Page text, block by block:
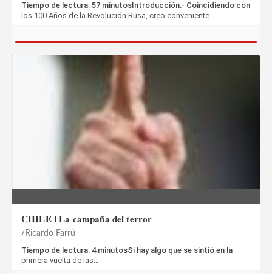
Tiempo de lectura: 57 minutosIntroducción.- Coincidiendo con
los 100 Años de la Revolución Rusa, creo conveniente…
CHILE l La campaña del terror
Ricardo Farrú
Tiempo de lectura: 4 minutosSi hay algo que se sintió en la
primera vuelta de las…